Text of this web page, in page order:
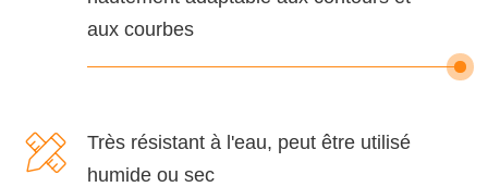
aux courbes

Très résistant à l'eau, peut être utilisé
humide ou sec